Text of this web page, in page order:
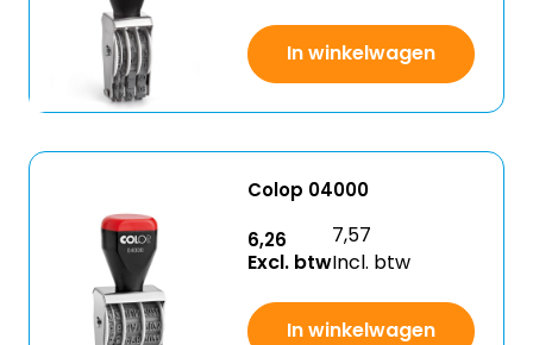
In winkelwagen
Colop 04000
6,26
Excl. btw
7,57
Incl. btw
In winkelwagen